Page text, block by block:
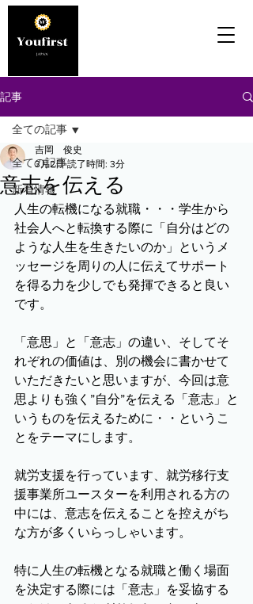
記事
全ての記事
新着情報
全ての記事
意志を伝える
吉岡 俊史
3月2日 読了時間: 3分
人生の転機になる就職・・・学生から
社会人へと転換する際に「自分はどの
ような人生を生きたいのか」というメ
ッセージを周りの人に伝えてサポート
を得る力を少しでも発揮できると良い
です。
「意思」と「意志」の違い、そしてそ
れぞれの価値は、別の機会に書かせて
いただきたいと思いますが、今回は意
思よりも強く”自分”を伝える「意志」と
いうものを伝えるために・・というこ
とをテーマにします。
就労支援を行っています、就労移行支
援事業所ユースターを利用される方の
中には、意志を伝えることを控えがち
な方が多くいらっしゃいます。
特に人生の転機となる就職と働く場面
を決定する際には「意志」を妥協する